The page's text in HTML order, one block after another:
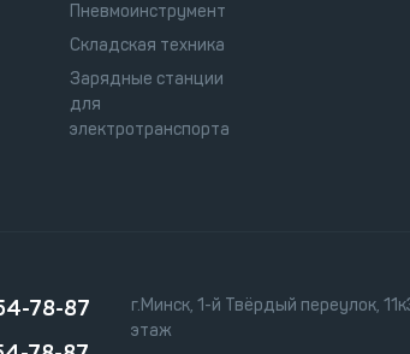
Пневмоинструмент
Складская техника
Зарядные станции
для
электротранспорта
78-87
г.Минск, 1-й Твёрдый переулок,
этаж